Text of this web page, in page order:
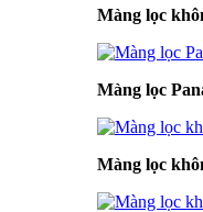
Màng lọc
Màng lọc
Màng lọc